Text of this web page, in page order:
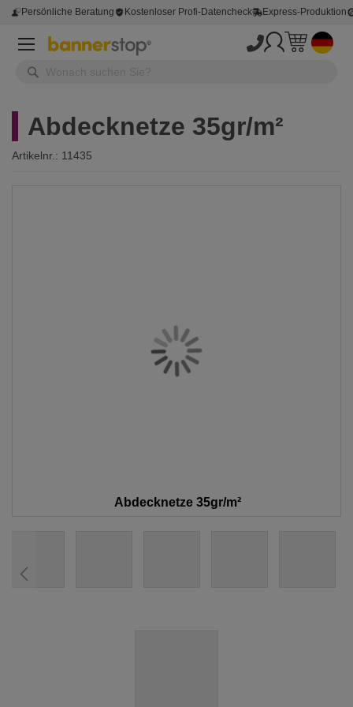
Persönliche Beratung Kostenloser Profi-Datencheck Express-Produktion
Abdecknetze 35gr/m²
Artikelnr.: 11435
Abdecknetze 35gr/m²